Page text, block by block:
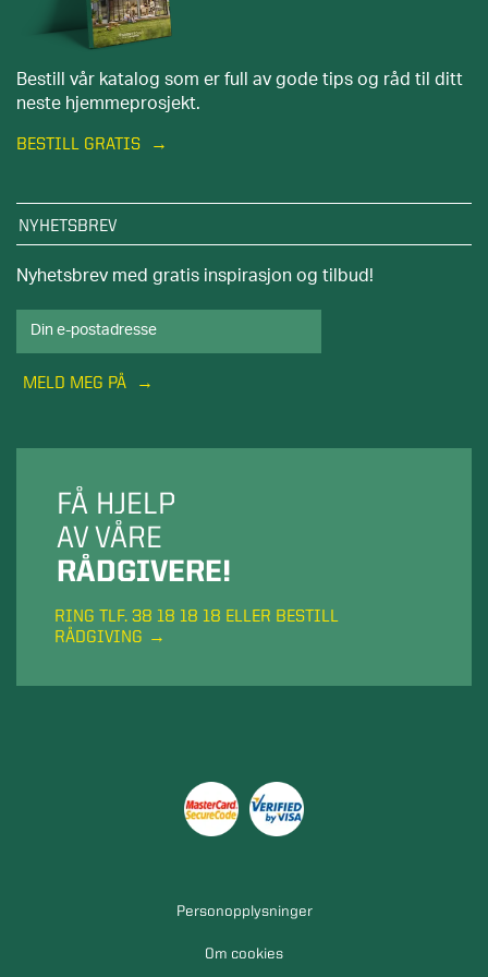
Bestill vår katalog som er full av gode tips og råd til ditt
neste hjemmeprosjekt.
BESTILL GRATIS
NYHETSBREV
Nyhetsbrev med gratis inspirasjon og tilbud!
MELD MEG PÅ
FÅ HJELP
AV VÅRE
RÅDGIVERE!
RING TLF. 38 18 18 18 ELLER BESTILL
RÅDGIVING
Personopplysninger
Om cookies